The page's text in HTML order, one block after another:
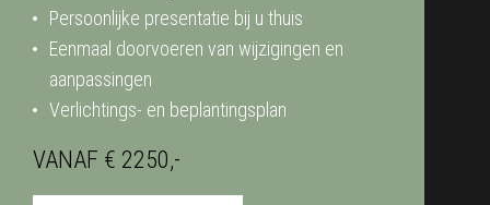
Persoonlijke presentatie bij u thuis
Eenmaal doorvoeren van wijzigingen en
aanpassingen
Verlichtings- en beplantingsplan
VANAF € 2250,-